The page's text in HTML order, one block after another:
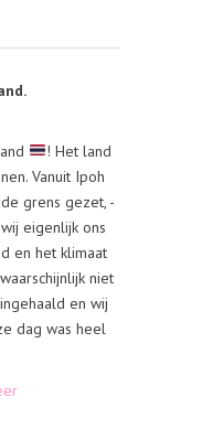
! Het land
Vanuit Ipoh
grens gezet, -
eigenlijk ons
en het klimaat
niet
en wij
dag was heel